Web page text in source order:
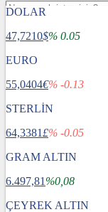
DOLAR
47,7210$% 0.05
EURO
55,0404€% -0.13
STERLİN
64,3381£% -0.05
GRAM ALTIN
6.497,81 %0,08
ÇEYREK ALTIN